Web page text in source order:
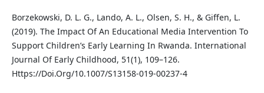
Borzekowski, D. L. G., Lando, A. L., Olsen, S. H., & Giffen, L.
(2019). The Impact Of An Educational Media Intervention To
Support Children’s Early Learning In Rwanda. International
Journal Of Early Childhood, 51(1), 109–126.
Https://Doi.Org/10.1007/S13158-019-00237-4